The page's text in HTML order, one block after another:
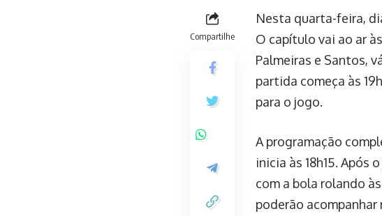
Compartilhe
Nesta quarta-feira,
O capítulo vai ao ar
Palmeiras e Santos,
partida começa às
para o jogo.
A programação
inicia às 18h15. Após
com a bola rolando
poderão acompanhar